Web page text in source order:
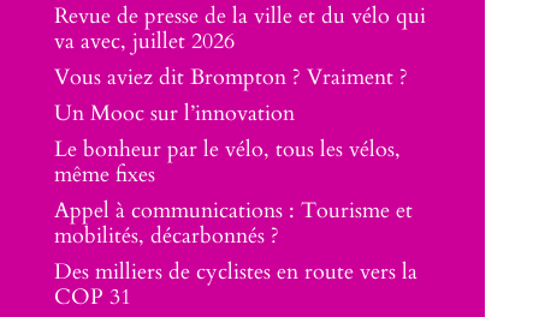
Revue de presse de la ville et du vélo qui
va avec, juillet 2026
Vous aviez dit Brompton ? Vraiment ?
Un Mooc sur l’innovation
Le bonheur par le vélo, tous les vélos,
même fixes
Appel à communications : Tourisme et
mobilités, décarbonnés ?
Des milliers de cyclistes en route vers la
COP 31